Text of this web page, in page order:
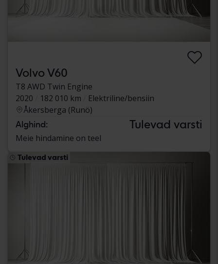
Volvo V60
T8 AWD Twin Engine
2020
182 010 km
Elektriline/bensiin
Åkersberga (Runö)
Alghind: Tulevad varsti
Meie hindamine on teel
Tulevad varsti